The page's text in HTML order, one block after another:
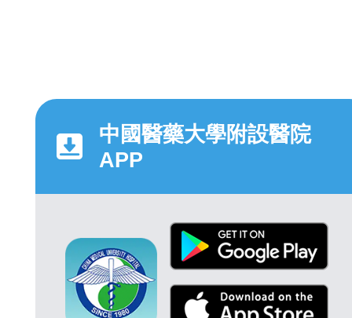
中國醫藥大學附設醫院
APP